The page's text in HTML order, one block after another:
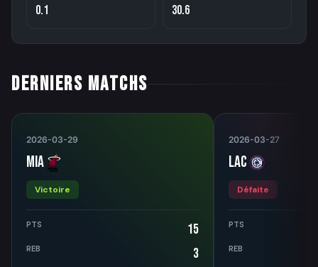
0.1 30.6
DERNIERS MATCHS
2026-03-29
MIA
Victoire
PTS 15
REB 3
2026-03-27
LAC
Défaite
PTS
REB